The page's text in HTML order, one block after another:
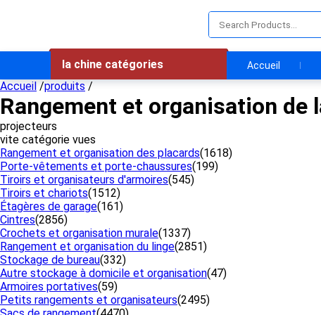
la chine catégories Accueil
Accueil /produits /
Rangement et organisation de
projecteurs
vite catégorie vues
Rangement et organisation des placards(1618)
Porte-vêtements et porte-chaussures(199)
Tiroirs et organisateurs d'armoires(545)
Tiroirs et chariots(1512)
Étagères de garage(161)
Cintres(2856)
Crochets et organisation murale(1337)
Rangement et organisation du linge(2851)
Stockage de bureau(332)
Autre stockage à domicile et organisation(47)
Armoires portatives(59)
Petits rangements et organisateurs(2495)